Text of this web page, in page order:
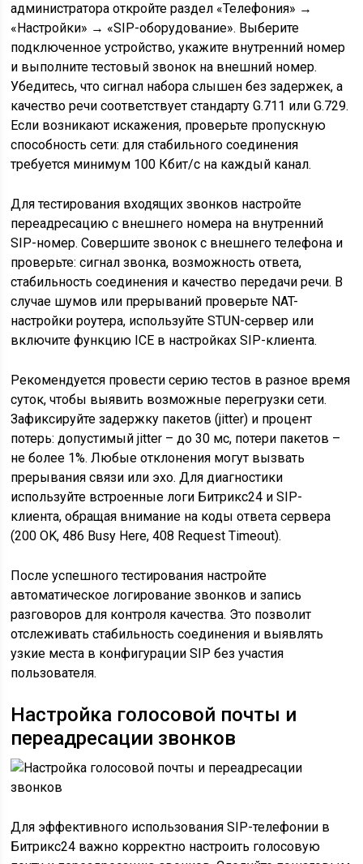
администратора откройте раздел «Телефония» →
«Настройки» → «SIP-оборудование». Выберите
подключенное устройство, укажите внутренний номер
и выполните тестовый звонок на внешний номер.
Убедитесь, что сигнал набора слышен без задержек, а
качество речи соответствует стандарту G.711 или G.729.
Если возникают искажения, проверьте пропускную
способность сети: для стабильного соединения
требуется минимум 100 Кбит/с на каждый канал.
Для тестирования входящих звонков настройте
переадресацию с внешнего номера на внутренний
SIP-номер. Совершите звонок с внешнего телефона и
проверьте: сигнал звонка, возможность ответа,
стабильность соединения и качество передачи речи. В
случае шумов или прерываний проверьте NAT-
настройки роутера, используйте STUN-сервер или
включите функцию ICE в настройках SIP-клиента.
Рекомендуется провести серию тестов в разное время
суток, чтобы выявить возможные перегрузки сети.
Зафиксируйте задержку пакетов (jitter) и процент
потерь: допустимый jitter – до 30 мс, потери пакетов –
не более 1%. Любые отклонения могут вызвать
прерывания связи или эхо. Для диагностики
используйте встроенные логи Битрикс24 и SIP-
клиента, обращая внимание на коды ответа сервера
(200 OK, 486 Busy Here, 408 Request Timeout).
После успешного тестирования настройте
автоматическое логирование звонков и запись
разговоров для контроля качества. Это позволит
отслеживать стабильность соединения и выявлять
узкие места в конфигурации SIP без участия
пользователя.
Настройка голосовой почты и
переадресации звонков
Для эффективного использования SIP-телефонии в
Битрикс24 важно корректно настроить голосовую